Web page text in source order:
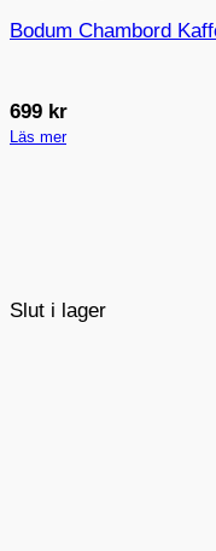
Slut i lager
Bodum Chambord
699 kr
Läs mer